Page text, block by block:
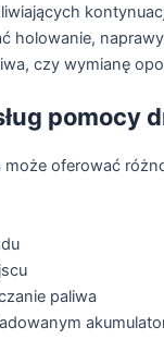
holowanie,
czy wymianę
pomocy
oferować
paliwa